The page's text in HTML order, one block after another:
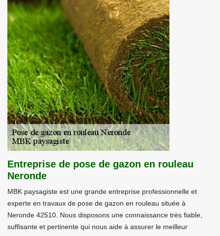
Entreprise de pose de gazon en rouleau
Neronde
MBK paysagiste est une grande entreprise professionnelle et
experte en travaux de pose de gazon en rouleau située à
Neronde 42510. Nous disposons une connaissance très fiable,
suffisante et pertinente qui nous aide à assurer le meilleur